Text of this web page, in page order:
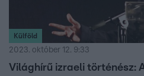
Külföld
2023. október 12. 9:33
Világhírű izraeli történész: